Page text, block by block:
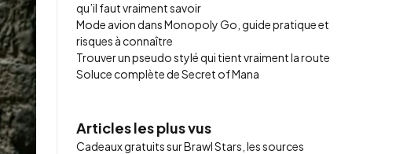
qu’il faut vraiment savoir
Mode avion dans Monopoly Go, guide pratique et
risques à connaître
Trouver un pseudo stylé qui tient vraiment la route
Soluce complète de Secret of Mana
Articles les plus vus
Cadeaux gratuits sur Brawl Stars, les sources